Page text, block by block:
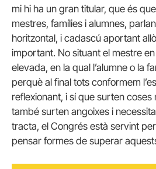
mi hi ha un gran titular, que és
mestres, famílies i alumnes,
horitzontal, i cadascú aportant
important. No situant el mestre
elevada, en la qual l’alumne o la
perquè al final tots conformem
reflexionant, i sí que surten coses
també surten angoixes i
tracta, el Congrés està servint
pensar formes de superar